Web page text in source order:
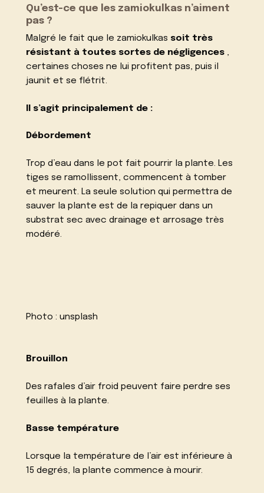
Qu’est-ce que les zamiokulkas n’aiment
pas ?
Malgré le fait que le zamiokulkas soit très
résistant à toutes sortes de négligences ,
certaines choses ne lui profitent pas, puis il
jaunit et se flétrit.
Il s’agit principalement de :
Débordement
Trop d’eau dans le pot fait pourrir la plante. Les
tiges se ramollissent, commencent à tomber
et meurent. La seule solution qui permettra de
sauver la plante est de la repiquer dans un
substrat sec avec drainage et arrosage très
modéré.
Photo :unsplash
Brouillon
Des rafales d’air froid peuvent faire perdre ses
feuilles à la plante.
Basse température
Lorsque la température de l’air est inférieure à
15 degrés, la plante commence à mourir.